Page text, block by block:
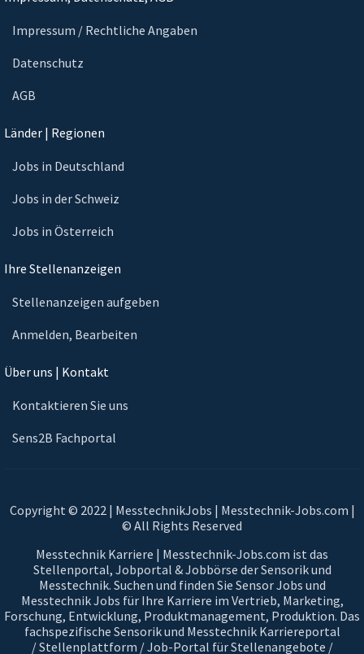
Impressum / Rechtliche Angaben
Datenschutz
AGB
Länder | Regionen
Jobs in Deutschland
Jobs in der Schweiz
Jobs in Österreich
Ihre Stellenanzeigen
Stellenanzeigen aufgeben
Anmelden, Bearbeiten
Über uns | Kontakt
Kontaktieren Sie uns
Sens2B Fachportal
Copyright © 2022 | MesstechnikJobs | Messtechnik-Jobs.com |
© All Rights Reserved
Messtechnik Karriere | Messtechnik-Jobs.com ist das
Stellenportal, Jobportal & Jobbörse der Sensorik und
Messtechnik. Suchen und finden Sie Sensor Jobs und
Messtechnik Jobs für Ihre Karriere im Vertrieb, Marketing,
Forschung, Entwicklung, Produktmanagement, Produktion. Das
fachspezifische Sensorik und Messtechnik Karriereportal
/ Stellenplattform / Job-Portal für Stellenangebote /